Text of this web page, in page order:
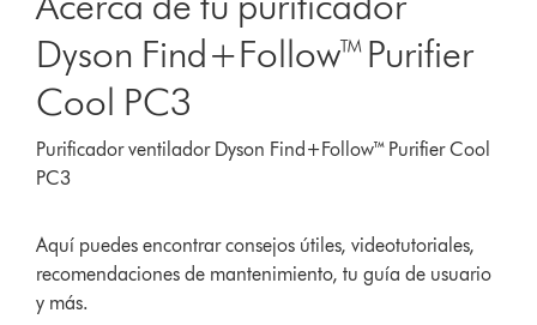
Dyson Find+Follow™ Purifier
Cool PC3
Purificador ventilador Dyson Find+Follow™ Purifier Cool
PC3
Aquí puedes encontrar consejos útiles, videotutoriales,
recomendaciones de mantenimiento, tu guía de usuario
y más.